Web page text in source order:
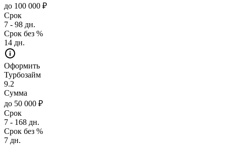
до 100 000 ₽
Срок
7 - 98 дн.
Срок без %
14 дн.
Оформить
Турбозайм
9.2
Сумма
до 50 000 ₽
Срок
7 - 168 дн.
Срок без %
7 дн.